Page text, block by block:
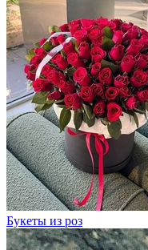
Букеты из роз